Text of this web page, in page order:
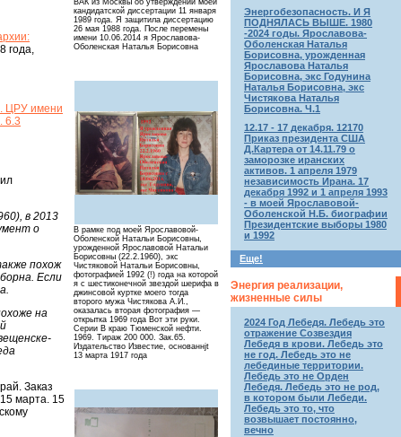
ВАК из Москвы об утверждении моей
кандидатской диссертации 11 января
1989 года. Я защитила диссертацию
26 мая 1988 года. После перемены
имени 10.06.2014 я Ярославова-
Оболенская Наталья Борисовна
В рамке под моей Ярославовой-
Оболенской Натальи Борисовны,
урожденной Ярославовой Натальи
Борисовны (22.2.1960), экс
Чистяковой Натальи Борисовны,
фотографией 1992 (!) года на которой
я с шестиконечной звездой шерифа в
джинсовой куртке моего тогда
второго мужа Чистякова А.И.,
оказалась вторая фотография —
открытка 1969 года Вот эти руки.
Серии В краю Тюменской нефти.
1969. Тираж 200 000. Зак.65.
Издательство Известие, основаннjt
13 марта 1917 года
года,
ЦРУ имени
6.3
в 2013
о
похож
Если
на
Заказ
марта. 15
Энергобезопасность. И Я
ПОДНЯЛАСЬ ВЫШЕ. 1980
-2024 годы. Ярославова-
Оболенская Наталья
Борисовна, урожденная
Ярославова Наталья
Борисовна, экс Годунина
Наталья Борисовна, экс
Чистякова Наталья
Борисовна. Ч.1
12.17 - 17 декабря. 12170
Приказ президента США
Д.Картера от 14.11.79 о
заморозке иранских
активов. 1 апреля 1979
независимость Ирана. 17
декабря 1992 и 1 апреля 1993
- в моей Ярославовой-
Оболенской Н.Б. биографии
Президентские выборы 1980
и 1992
Еще!
Энергия реализации,
жизненные силы
2024 Год Лебедя. Лебедь это
отражение Созвездия
Лебедя в крови. Лебедь это
не год. Лебедь это не
лебединые территории.
Лебедь это не Орден
Лебедя. Лебедь это не род,
в котором были Лебеди.
Лебедь это то, что
возвышает постоянно,
вечно